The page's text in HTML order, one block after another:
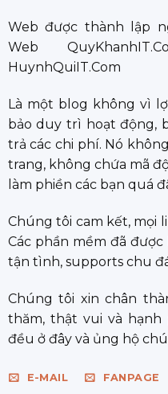
Web được thành lập
Web
HuynhQuiIT.Com
Là một blog không vì
bảo duy trì hoạt động,
trả các chi phí. Nó
trang, không chứa mã
làm phiền các bạn quá
Chúng tôi cam kết, mọi
Các phần mềm đã
tận tình, supports chu
Chúng tôi xin chân
thăm, thật vui và hạnh
đều ở đây và ủng hộ
E-MAIL FANPAGE